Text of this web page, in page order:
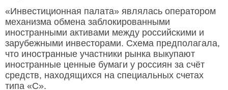
«Инвестиционная палата» являлась оператором
механизма обмена заблокированными
иностранными активами между российскими и
зарубежными инвесторами. Схема предполагала,
что иностранные участники рынка выкупают
иностранные ценные бумаги у россиян за счёт
средств, находящихся на специальных счетах
типа «С».